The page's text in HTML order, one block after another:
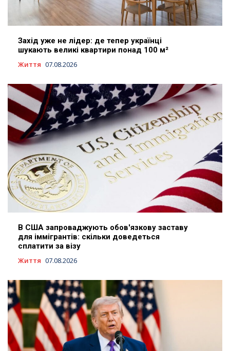
Захід уже не лідер: де тепер українці
шукають великі квартири понад 100 м²
Життя 07.08.2026
В США запроваджують обов'язкову заставу
для іммігрантів: скільки доведеться
сплатити за візу
Життя 07.08.2026